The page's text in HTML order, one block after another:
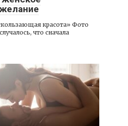
красота» Фото
что сначала